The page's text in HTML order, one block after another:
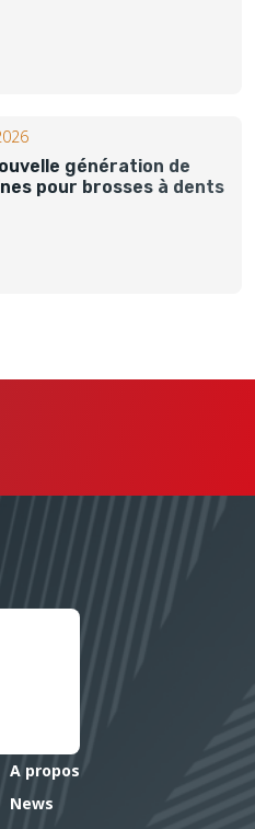
génération de
pour brosses à dents
A propos
News